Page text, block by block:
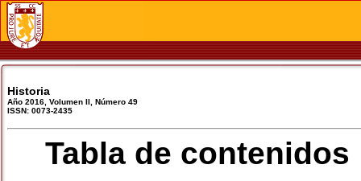
Historia
Año 2016, Volumen II, Número 49
ISSN: 0073-2435
Tabla de contenidos